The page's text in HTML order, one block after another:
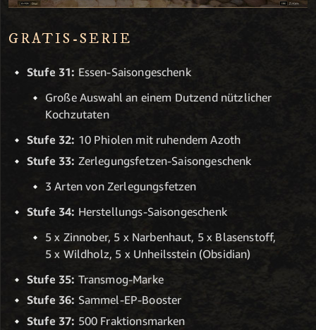
GRATIS-SERIE
Stufe 31: Essen-Saisongeschenk
Große Auswahl an einem Dutzend nützlicher
Kochzutaten
Stufe 32: 10 Phiolen mit ruhendem Azoth
Stufe 33: Zerlegungsfetzen-Saisongeschenk
3 Arten von Zerlegungsfetzen
Stufe 34: Herstellungs-Saisongeschenk
5 x Zinnober, 5 x Narbenhaut, 5 x Blasenstoff,
5 x Wildholz, 5 x Unheilsstein (Obsidian)
Stufe 35: Transmog-Marke
Stufe 36: Sammel-EP-Booster
Stufe 37: 500 Fraktionsmarken